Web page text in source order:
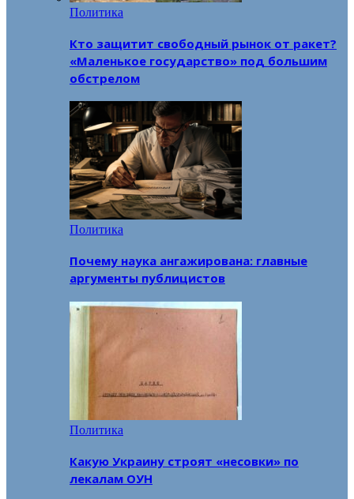
Политика
Кто защитит свободный рынок от ракет?
«Маленькое государство» под большим
обстрелом
Политика
Почему наука ангажирована: главные
аргументы публицистов
Политика
Какую Украину строят «несовки» по
лекалам ОУН